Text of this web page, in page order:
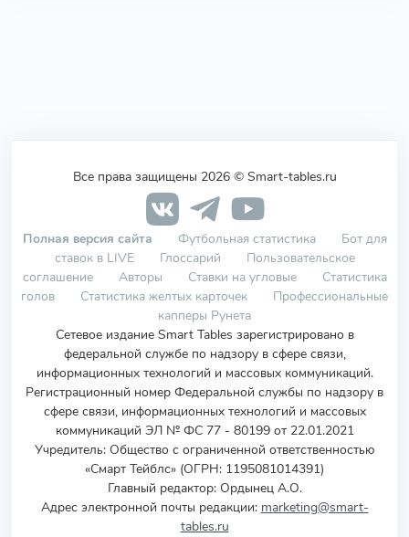
Все права защищены 2026 © Smart-tables.ru
Полная версия сайта Футбольная статистика
Бот для
ставок в LIVE
Глоссарий
Пользовательское
соглашение
Авторы Ставки на угловые
Статистика
голов
Статистика желтых карточек
Профессиональные
капперы Рунета
Сетевое издание Smart Tables зарегистрировано в
федеральной службе по надзору в сфере связи,
информационных технологий и массовых коммуникаций.
Регистрационный номер Федеральной службы по надзору в
сфере связи, информационных технологий и массовых
коммуникаций ЭЛ № ФС 77 - 80199 от 22.01.2021
Учредитель: Общество с ограниченной ответственностью
«Смарт Тейблс» (ОГРН: 1195081014391)
Главный редактор: Ордынец А.О.
Адрес электронной почты редакции: marketing@smart-
tables.ru